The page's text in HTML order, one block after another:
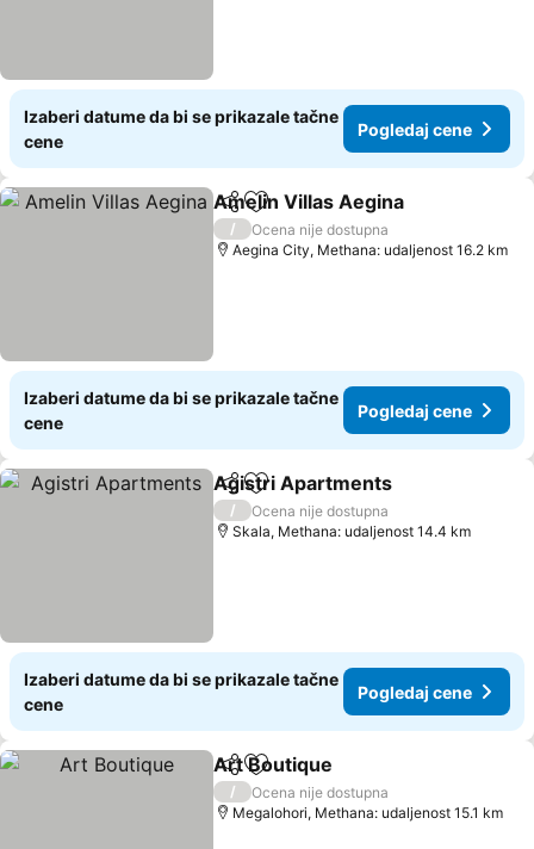
Izaberi datume da bi se prikazale tačne
cene
Pogledaj cene
Deli Dodati u favorite
Amelin Villas Aegina
/
Ocena nije dostupna
Aegina City, Methana: udaljenost 16.2 km
Izaberi datume da bi se prikazale tačne
cene
Pogledaj cene
Deli Dodati u favorite
Agistri Apartments
/
Ocena nije dostupna
Skala, Methana: udaljenost 14.4 km
Izaberi datume da bi se prikazale tačne
cene
Pogledaj cene
Deli Dodati u favorite
Art Boutique
/
Ocena nije dostupna
Megalohori, Methana: udaljenost 15.1 km